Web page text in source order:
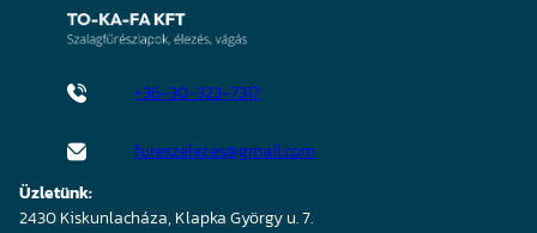
+36-30-323-7317
fureszelezes@gmail.com
Üzletünk:
2430 Kiskunlacháza, Klapka György u. 7.